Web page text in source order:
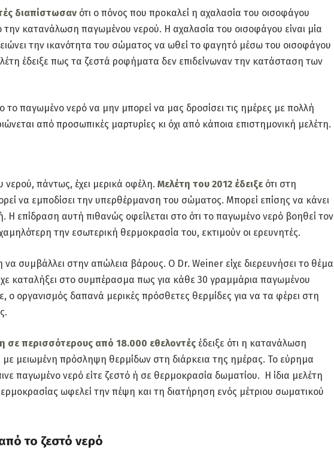
διαπίστωσανότι ο πόνος που προκαλεί η αχαλασία του οισοφάγου
την κατανάλωση παγωμένου νερού. Η αχαλασία του οισοφάγου είναι μία
την ικανότητα του σώματος να ωθεί το φαγητό μέσω του οισοφάγου
έδειξε πως τα ζεστά ροφήματα δεν επιδείνωναν την κατάσταση των
το παγωμένο νερό να μην μπορεί να μας δροσίσει τις ημέρες με πολλή
από προσωπικές μαρτυρίες κι όχι από κάποια επιστημονική μελέτη.
πάντως, έχει μερικά οφέλη. Μελέτη του 2012 έδειξεότι στη
να εμποδίσει την υπερθέρμανση του σώματος. Μπορεί επίσης να κάνει
Η επίδραση αυτή πιθανώς οφείλεται στο ότι το παγωμένο νερό βοηθεί τον
την εσωτερική θερμοκρασία του, εκτιμούν οι ερευνητές.
να συμβάλλει στην απώλεια βάρους. Ο Dr. Weiner είχε διερευνήσει το θέμα
καταλήξει στο συμπέρασμα πως για κάθε 30 γραμμάρια παγωμένου
οργανισμός δαπανά μερικές πρόσθετες θερμίδες για να τα φέρει στη
σε περισσότερους από 18.000 εθελοντέςέδειξε ότι η κατανάλωση
με μειωμένη πρόσληψη θερμίδων στη διάρκεια της ημέρας. Το εύρημα
παγωμένο νερό είτε ζεστό ή σε θερμοκρασία δωματίου. Η ίδια μελέτη
ωφελεί την πέψη και τη διατήρηση ενός μέτριου σωματικού
το ζεστό νερό